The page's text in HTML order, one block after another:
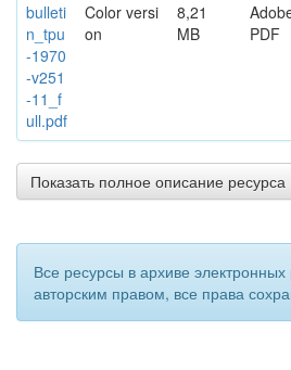
bulleti
n_tpu
-1970
-v251
-11_f
ull.pdf
Color versi
on
8,21
MB
PDF
Показать полное описание ресурса
Все ресурсы в архиве
авторским правом, все права